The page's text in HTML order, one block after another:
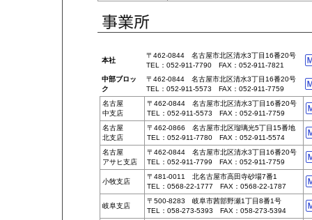
本社
〒462-0844 名古屋市北区清水3丁目16番20号
TEL：052-911-7790 FAX：052-911-7821
中部ブロッ
ク
〒462-0844 名古屋市北区清水3丁目16番20号
TEL：052-911-5573 FAX：052-911-7759
名古屋
中支店
〒462-0844 名古屋市北区清水3丁目16番20号
TEL：052-911-5573 FAX：052-911-7759
名古屋
北支店
〒462-0866 名古屋市北区瑠璃光5丁目15番地
TEL：052-911-7780 FAX：052-911-5574
名古屋
アサヒ支店
〒462-0844 名古屋市北区清水3丁目16番20号
TEL：052-911-7799 FAX：052-911-7759
小牧支店
〒481-0011 北名古屋市高田寺砂場7番1
TEL：0568-22-1777 FAX：0568-22-1787
岐阜支店
〒500-8283 岐阜市茜部野瀬1丁目8番1号
TEL：058-273-5393 FAX：058-273-5394